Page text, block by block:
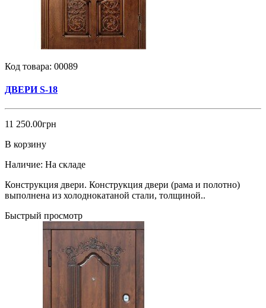
Код товара: 00089
ДВЕРИ S-18
11 250.00грн
В корзину
Наличие: На складе
Конструкция двери. Конструкция двери (рама и полотно)
выполнена из холоднокатаной стали, толщиной..
Быстрый просмотр